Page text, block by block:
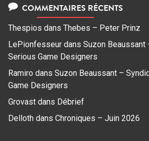
COMMENTAIRES RÉCENTS
Thespios dans Thebes – Peter Prinz
LePionfesseur dans Suzon Beaussant
Serious Game Designers
Ramiro dans Suzon Beaussant –
Game Designers
Grovast dans Débrief
Delloth dans Chroniques – Juin 2026